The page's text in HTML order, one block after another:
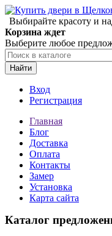
Выбирайте красоту и
Корзина ждет
Выберите любое
Найти
Вход
Регистрация
Главная
Блог
Доставка
Оплата
Контакты
Замер
Установка
Карта сайта
Каталог